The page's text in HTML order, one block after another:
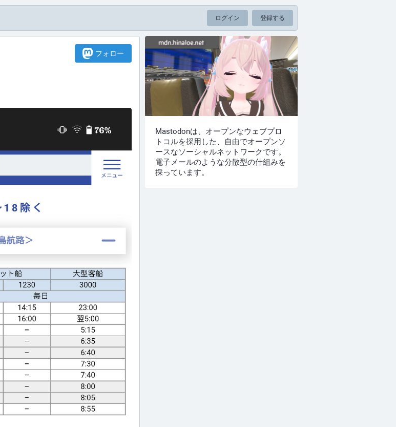
ログイン 登録する
フォロー
Mastodonは、オープンなウェブプロ
トコルを採用した、自由でオープンソ
ースなソーシャルネットワークです。
電子メールのような分散型の仕組みを
採っています。